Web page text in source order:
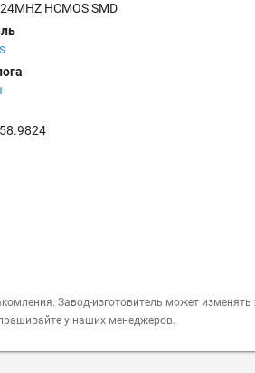
HCMOS SMD
Завод-изготовитель может изменять
у наших менеджеров.